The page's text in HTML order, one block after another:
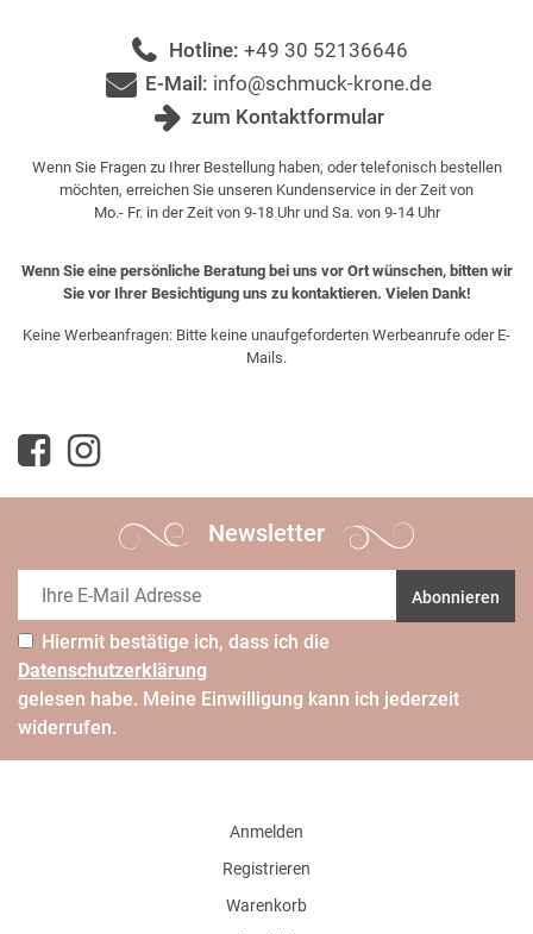
Hotline: +49 30 52136646
E-Mail: info@schmuck-krone.de
zum Kontaktformular
Wenn Sie Fragen zu Ihrer Bestellung haben, oder telefonisch bestellen
möchten, erreichen Sie unseren Kundenservice in der Zeit von
Mo.- Fr. in der Zeit von 9-18 Uhr und Sa. von 9-14 Uhr
Wenn Sie eine persönliche Beratung bei uns vor Ort wünschen, bitten wir
Sie vor Ihrer Besichtigung uns zu kontaktieren. Vielen Dank!
Keine Werbeanfragen: Bitte keine unaufgeforderten Werbeanrufe oder E-
Mails.
Newsletter
Abonnieren
Hiermit bestätige ich, dass ich die
Daten­schutz­erklärung
gelesen habe. Meine Einwilligung kann ich jederzeit
widerrufen.
Anmelden
Registrieren
Warenkorb